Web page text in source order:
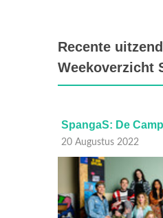
Recente
Weekoverzicht
SpangaS: De
20 Augustus 2022